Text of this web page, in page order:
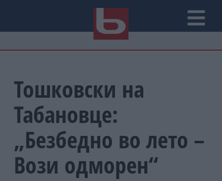
Тошковски на
Табановце:
„Безбедно во лето –
Вози одморен“